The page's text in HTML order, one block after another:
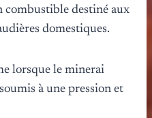
combustible destiné aux
domestiques.
lorsque le minerai
à une pression et